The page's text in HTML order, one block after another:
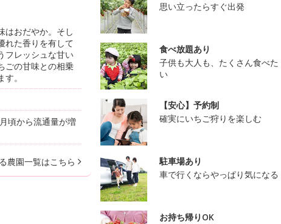
はおだやか。そし
れた香りを有して
フレッシュな甘い
ごの甘味との相乗
。
頃から流通量が増
農園一覧はこちら
思い立ったらすぐ出発
食べ放題あり
子供も大人も、たくさん食べた
い
【安心】予約制
確実にいちご狩りを楽しむ
駐車場あり
車で行くならやっぱり気になる
お持ち帰りOK